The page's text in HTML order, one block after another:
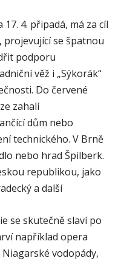
4. připadá, má za cíl
projevující se špatnou
podporu
věž i „Sýkorák“
Do červené
zahalí
dům nebo
technického. V Brně
nebo hrad Špilberk.
republikou, jako
a další
se skutečně slaví po
například opera
Niagarské vodopády,